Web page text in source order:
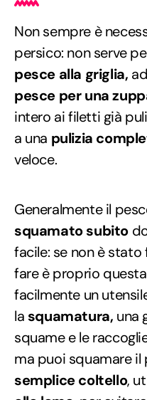
Non sempre è
persico: non serve
pesce alla griglia,
pesce per una
intero ai filetti già
a una pulizia
veloce.
Generalmente il
squamato subito
facile: se non è
fare è proprio
facilmente un
la squamatura, una
squame e le
ma puoi squamare il
semplice coltello,